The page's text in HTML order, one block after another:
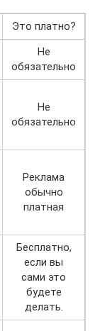
Это платно?
Не
обязательно
Не
обязательно
Реклама
обычно
платная
Бесплатно,
если вы
сами это
будете
делать.